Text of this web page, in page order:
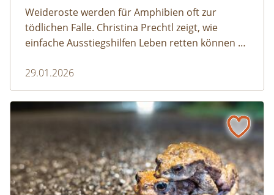
Weideroste werden für Amphibien oft zur
tödlichen Falle. Christina Prechtl zeigt, wie
einfache Ausstiegshilfen Leben retten können –
Aufwand.
29.01.2026
Wenn der Weiderost zur Falle wird